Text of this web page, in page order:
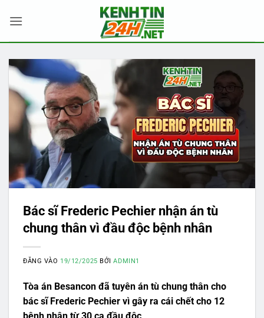
qua
Bác sĩ Frederic Pechier nhận án tù
chung thân vì đầu độc bệnh nhân
ĐĂNG VÀO 19/12/2025 BỞIADMIN1
Tòa án Besancon đã tuyên án tù chung thân cho
bác sĩ Frederic Pechier vì gây ra cái chết cho 12